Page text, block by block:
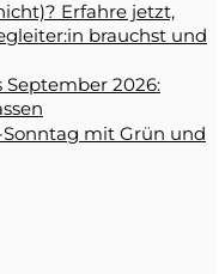
Erfahre jetzt,
brauchst und
2026:
Sonntag mit Grün und